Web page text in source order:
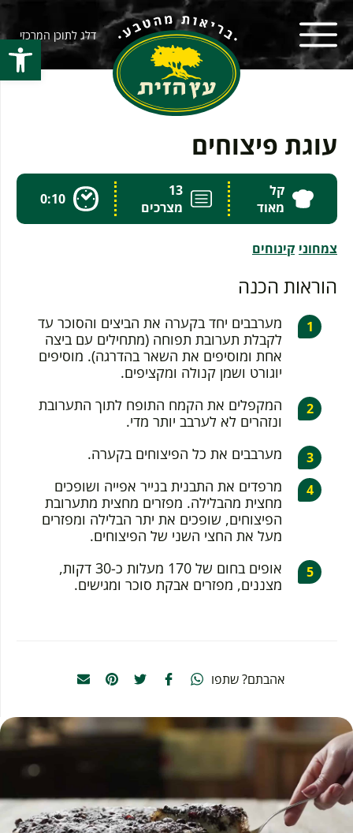
פתח
דלג לתוכן המרכזי
עוגת פיצוחים
קל
מאוד
13
מצרכים
0:10
צמחוני קינוחים
הוראות הכנה
מערבבים יחד בקערה את הביצים והסוכר עד
לקבלת תערובת תפוחה (מתחילים עם ביצה
אחת ומוסיפים את השאר בהדרגה). מוסיפים
יוגורט ושמן קנולה ומקציפים.
המקפלים את הקמח התופח לתוך התערובת
ונזהרים לא לערבב יותר מדי.
מערבבים את כל הפיצוחים בקערה.
מרפדים את התבנית בנייר אפייה ושופכים
מחצית מהבלילה. מפזרים מחצית מתערובת
הפיצוחים, שופכים את יתר הבלילה ומפזרים
מעל את החצי השני של הפיצוחים.
אופים בחום של 170 מעלות כ-30 דקות,
מצננים, מפזרים אבקת סוכר ומגישים.
אהבתם? שתפו